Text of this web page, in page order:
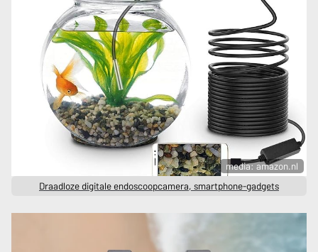
media: amazon.nl
Draadloze digitale endoscoopcamera, smartphone-gadgets